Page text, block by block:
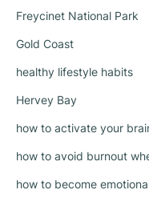
Freycinet National Park
Gold Coast
healthy lifestyle habits
Hervey Bay
how to activate your
how to avoid burnout
how to become